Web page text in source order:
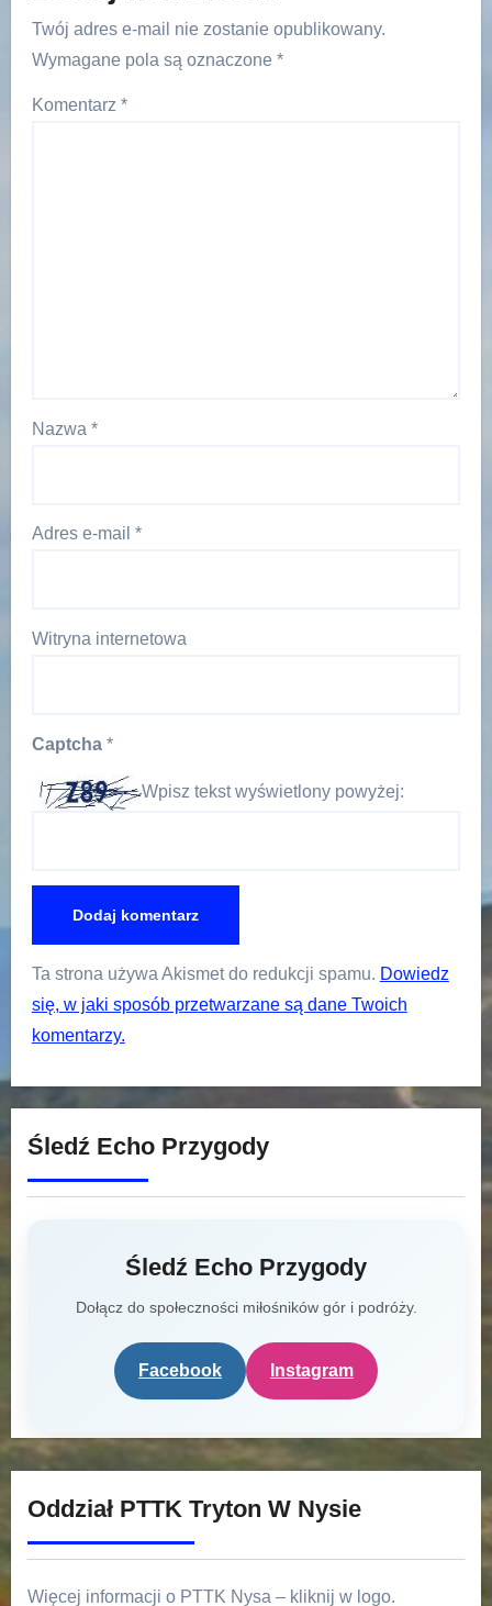
Twój adres e-mail nie zostanie opublikowany.
Wymagane pola są oznaczone *
Komentarz *
Nazwa *
Adres e-mail *
Witryna internetowa
Captcha *
Wpisz tekst wyświetlony powyżej:
Ta strona używa Akismet do redukcji spamu. Dowiedz
się, w jaki sposób przetwarzane są dane Twoich
komentarzy.
Śledź Echo Przygody
Śledź Echo Przygody
Dołącz do społeczności miłośników gór i podróży.
Facebook Instagram
Oddział PTTK Tryton W Nysie
Więcej informacji o PTTK Nysa – kliknij w logo.